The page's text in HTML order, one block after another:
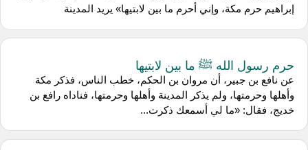
إبراهيم حرم مكة، وإني أحرم ما بين لابتيها» يريد المدينة
حرم رسول الله ﷺ ما بين لابتيها
عن نافع بن جبير، أن مروان بن الحكم، خطب الناس، فذكر مكة
وأهلها وحرمتها، ولم يذكر المدينة وأهلها وحرمتها، فناداه رافع بن
خديج، فقال: «ما لي أسمعك ذكرت...